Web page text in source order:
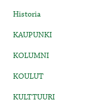
Historia
KAUPUNKI
KOLUMNI
KOULUT
KULTTUURI